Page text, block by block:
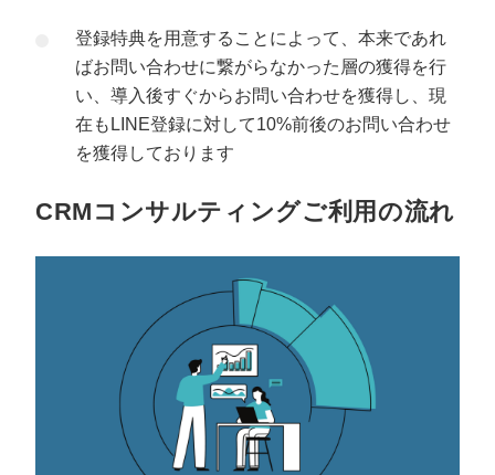
登録特典を用意することによって、本来であれ
ばお問い合わせに繋がらなかった層の獲得を行
い、導入後すぐからお問い合わせを獲得し、現
在もLINE登録に対して10%前後のお問い合わせ
を獲得しております
CRMコンサルティングご利用の流れ